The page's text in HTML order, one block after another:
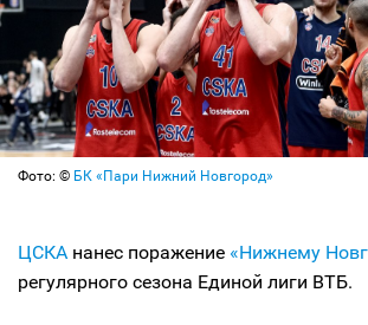
Фото: © БК «Пари Нижний Новгород»
ЦСКА нанес поражение «Нижнему
регулярного сезона Единой лиги ВТБ.